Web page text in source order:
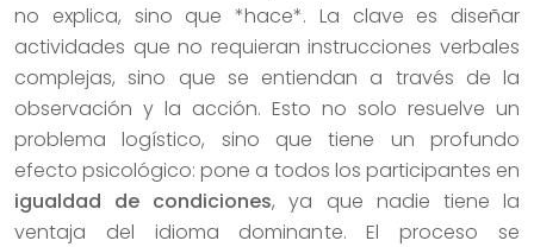
no explica, sino que *hace*. La clave es diseñar
actividades que no requieran instrucciones verbales
complejas, sino que se entiendan a través de la
observación y la acción. Esto no solo resuelve un
problema logístico, sino que tiene un profundo
efecto psicológico: pone a todos los participantes en
igualdad de condiciones, ya que nadie tiene la
ventaja del idioma dominante. El proceso se